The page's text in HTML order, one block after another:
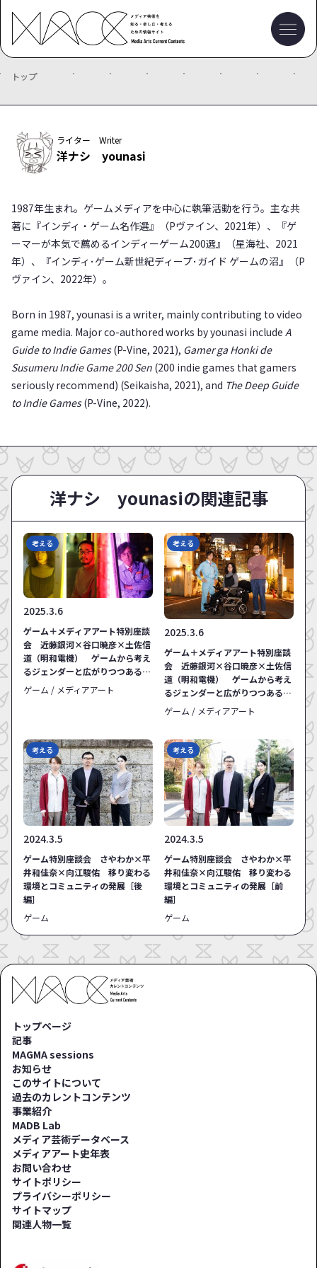
トップ
ライター Writer
洋ナシ younasi
1987年生まれ。ゲームメディアを中心に執筆活動を行う。主な共
著に『インディ・ゲーム名作選』（Pヴァイン、2021年）、『ゲ
ーマーが本気で薦めるインディーゲーム200選』（星海社、2021
年）、『インディ･ゲーム新世紀ディープ･ガイド ゲームの沼』（P
ヴァイン、2022年）。
Born in 1987, younasi is a writer, mainly contributing to video
game media. Major co-authored works by younasi include A
Guide to Indie Games(P-Vine, 2021), Gamer ga Honki de
Susumeru Indie Game 200 Sen (200 indie games that gamers
seriously recommend) (Seikaisha, 2021), and The Deep Guide
to Indie Games(P-Vine, 2022).
洋ナシ younasiの関連記事
考える
2025.3.6
ゲーム＋メディアアート特別座談
会 近藤銀河×谷口暁彦×土佐信
道（明和電機） ゲームから考え
るジェンダーと広がりつつある
「自作」の幅［後編］
ゲーム / メディアアート
考える
2025.3.6
ゲーム＋メディアアート特別座談
会 近藤銀河×谷口暁彦×土佐信
道（明和電機） ゲームから考え
るジェンダーと広がりつつある
「自作」の幅［前編］
ゲーム / メディアアート
考える
2024.3.5
ゲーム特別座談会 さやわか×平
井和佳奈×向江駿佑 移り変わる
環境とコミュニティの発展［後
編］
ゲーム
考える
2024.3.5
ゲーム特別座談会 さやわか×平
井和佳奈×向江駿佑 移り変わる
環境とコミュニティの発展［前
編］
ゲーム
トップページ
記事
MAGMA sessions
お知らせ
このサイトについて
過去のカレントコンテンツ
事業紹介
MADB Lab
メディア芸術データベース
メディアアート史年表
お問い合わせ
サイトポリシー
プライバシーポリシー
サイトマップ
関連人物一覧